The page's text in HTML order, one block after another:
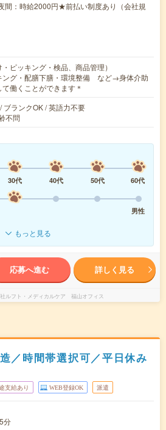
：時給2000円★前払い制度あり（会社規
ピッキング・検品、商品管理）
ング・配膳下膳・環境整備 など→身体介助
働くことができます＊
ブランクOK / 英語力不要
不問
30代 40代 50代
60代
男性
もっと見る
応募へ進む 詳しく見る
ルフト・メディカルケア 福山オフィス
／時間帯選択可／平日休み
支給あり WEB登録OK 派遣
分